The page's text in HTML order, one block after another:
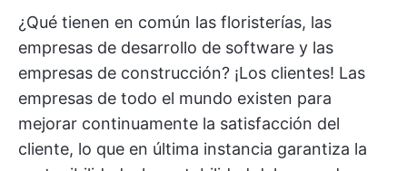
¿Qué tienen en común las floristerías, las
empresas de desarrollo de software y las
empresas de construcción? ¡Los clientes! Las
empresas de todo el mundo existen para
mejorar continuamente la satisfacción del
cliente, lo que en última instancia garantiza la